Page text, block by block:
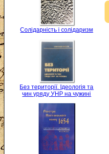
Солідарність і солідаризм
Без території. Ідеологія та
чин уряду УНР на чужині